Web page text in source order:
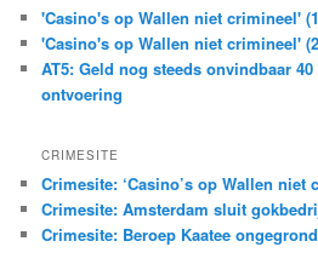
'Casino's op Wallen niet crimineel'
'Casino's op Wallen niet crimineel'
AT5: Geld nog steeds onvindbaar
ontvoering
CRIMESITE
Crimesite: ‘Casino’s op Wallen niet
Crimesite: Amsterdam sluit
Crimesite: Beroep Kaatee